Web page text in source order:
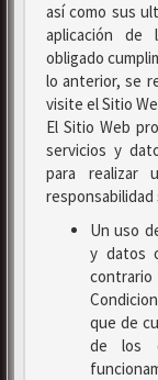
así como sus
aplicación de
obligado
lo anterior, se
visite el Sitio
El Sitio Web
servicios y
para realizar
Un uso
y datos
que de
de los